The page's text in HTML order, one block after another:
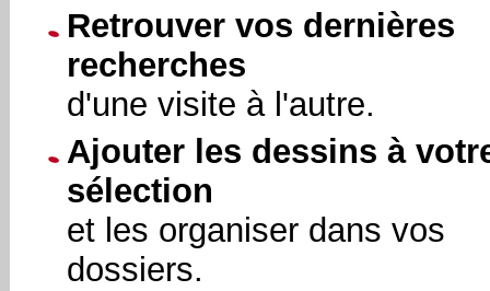
Retrouver vos dernières
recherches
d'une visite à l'autre.
Ajouter les dessins à
sélection
et les organiser dans vos
dossiers.